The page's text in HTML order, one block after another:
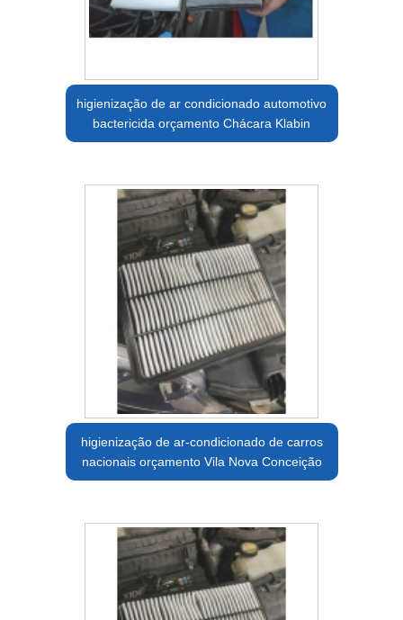
higienização de ar condicionado automotivo
bactericida orçamento Chácara Klabin
higienização de ar-condicionado de carros
nacionais orçamento Vila Nova Conceição